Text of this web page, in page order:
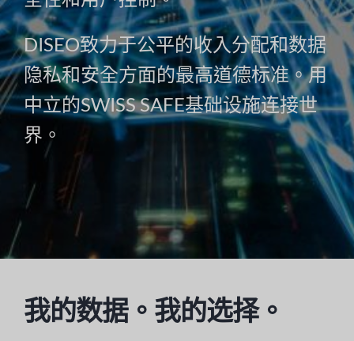
DISEO致力于公平的收入分配和数据
隐私和安全方面的最高道德标准。用
中立的SWISS SAFE基础设施连接世
界。
我的数据。我的选择。